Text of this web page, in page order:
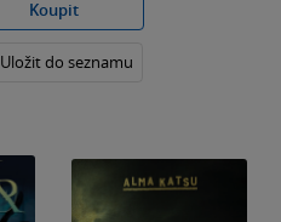
Koupit
Uložit do seznamu